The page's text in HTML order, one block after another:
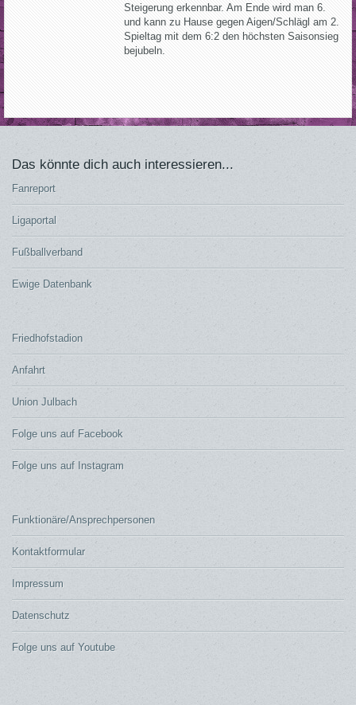
Steigerung erkennbar. Am Ende wird man 6.
und kann zu Hause gegen Aigen/Schlägl am 2.
Spieltag mit dem 6:2 den höchsten Saisonsieg
bejubeln.
Das könnte dich auch interessieren...
Fanreport
Ligaportal
Fußballverband
Ewige Datenbank
Friedhofstadion
Anfahrt
Union Julbach
Folge uns auf Facebook
Folge uns auf Instagram
Funktionäre/Ansprechpersonen
Kontaktformular
Impressum
Datenschutz
Folge uns auf Youtube